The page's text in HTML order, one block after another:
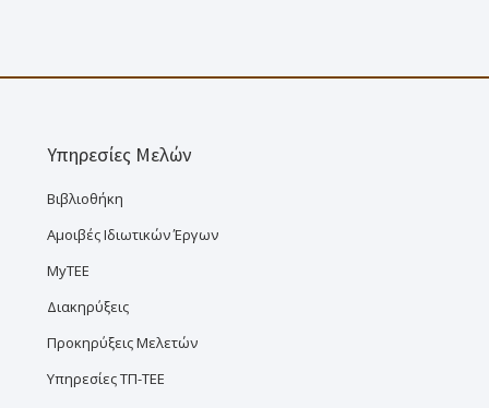
Υπηρεσίες Μελών
Βιβλιοθήκη
Αμοιβές Ιδιωτικών Έργων
MyTEE
Διακηρύξεις
Προκηρύξεις Μελετών
Υπηρεσίες ΤΠ-ΤΕΕ